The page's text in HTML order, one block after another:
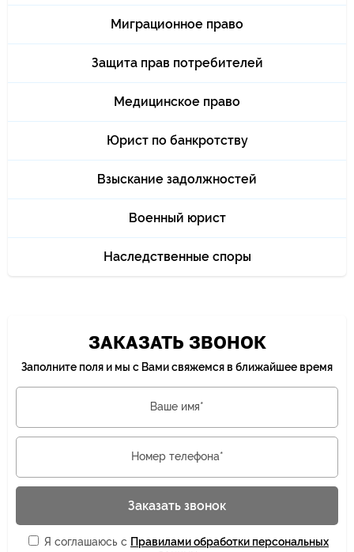
Миграционное право
Защита прав потребителей
Медицинское право
Юрист по банкротству
Взыскание задолжностей
Военный юрист
Наследственные споры
ЗАКАЗАТЬ ЗВОНОК
Заполните поля и мы с Вами свяжемся в ближайшее время
Ваше имя*
Номер телефона*
Заказать звонок
Я соглашаюсь с Правилами обработки персональных